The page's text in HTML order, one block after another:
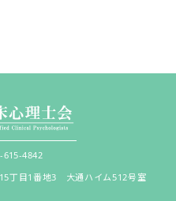
615-4842
丁目1番地3 大通ハイム512号室